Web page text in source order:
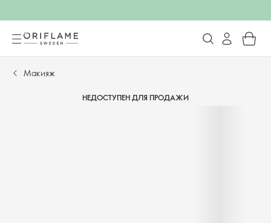
Макияж
НЕДОСТУПЕН ДЛЯ ПРОДАЖИ